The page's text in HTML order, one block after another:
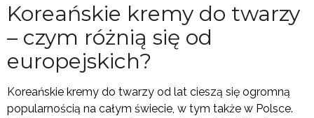
Koreańskie kremy do twarzy
– czym różnią się od
europejskich?
Koreańskie kremy do twarzy od lat cieszą się ogromną
popularnością na całym świecie, w tym także w Polsce.